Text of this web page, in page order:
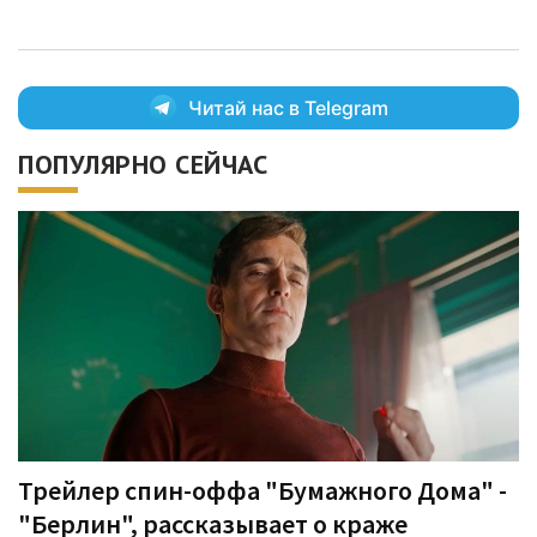
Читай нас в Telegram
ПОПУЛЯРНО СЕЙЧАС
Трейлер спин-оффа "Бумажного Дома" -
"Берлин", рассказывает о краже